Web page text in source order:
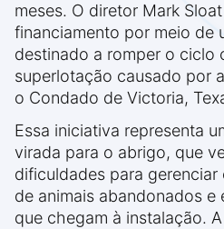
meses. O diretor Mark
financiamento por meio de
destinado a romper o ciclo
superlotação causado por
o Condado de Victoria,
Essa iniciativa representa
virada para o abrigo, que
dificuldades para
de animais abandonados e
que chegam à instalação.